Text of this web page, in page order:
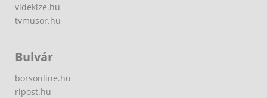
videkize.hu
tvmusor.hu
Bulvár
borsonline.hu
ripost.hu